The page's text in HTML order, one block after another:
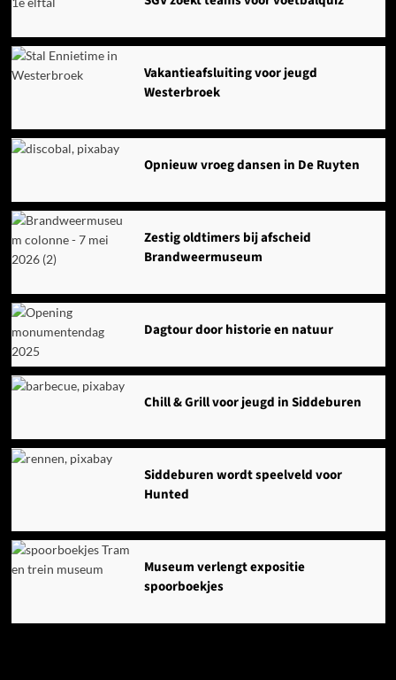
Vakantieafsluiting voor jeugd
Westerbroek
Opnieuw vroeg dansen in De Ruyten
Zestig oldtimers bij afscheid
Brandweermuseum
Dagtour door historie en natuur
Chill & Grill voor jeugd in Siddeburen
Siddeburen wordt speelveld voor
Hunted
Museum verlengt expositie
spoorboekjes